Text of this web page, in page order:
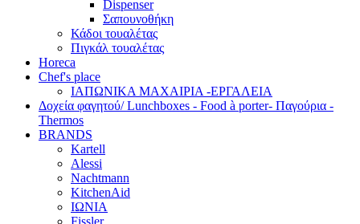
Dispenser
Σαπουνοθήκη
Κάδοι τουαλέτας
Πιγκάλ τουαλέτας
Horeca
Chef's place
ΙΑΠΩΝΙΚΑ ΜΑΧΑΙΡΙΑ -ΕΡΓΑΛΕΙΑ
Δoχεία φαγητού/ Lunchboxes - Food à porter- Παγούρια -
Thermos
BRANDS
Kartell
Alessi
Nachtmann
KitchenAid
ΙΩΝΙΑ